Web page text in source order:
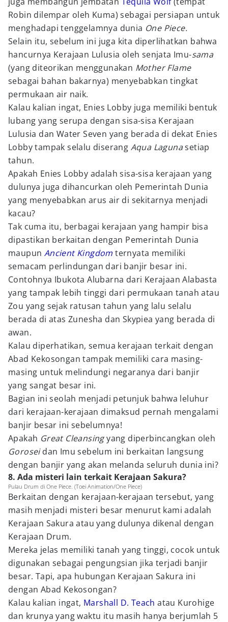
Robin dilempar oleh Kuma) sebagai persiapan untuk
menghadapi tenggelamnya dunia One Piece.
Selain itu, sebelum ini juga kita diperlihatkan bahwa
hancurnya Kerajaan Lulusia oleh senjata Imu-sama
(yang diteorikan menggunakan Mother Flame
sebagai bahan bakarnya) menyebabkan tingkat
permukaan air naik.
Kalau kalian ingat, Enies Lobby juga memiliki bentuk
lubang yang serupa dengan sisa-sisa Kerajaan
Lulusia dan Water Seven yang berada di dekat Enies
Lobby tampak selalu diserang Aqua Lagunasetiap
tahun.
Apakah Enies Lobby adalah sisa-sisa kerajaan yang
dulunya juga dihancurkan oleh Pemerintah Dunia
yang menyebabkan arus air di sekitarnya menjadi
kacau?
Tak cuma itu, berbagai kerajaan yang hampir bisa
dipastikan berkaitan dengan Pemerintah Dunia
maupun Ancient Kingdom ternyata memiliki
semacam perlindungan dari banjir besar ini.
Contohnya Ibukota Alubarna dari Kerajaan Alabasta
yang tampak lebih tinggi dari permukaan tanah atau
Zou yang sejak ratusan tahun yang lalu selalu
berada di atas Zunesha dan Skypiea yang berada di
awan.
Kalau diperhatikan, semua kerajaan terkait dengan
Abad Kekosongan tampak memiliki cara masing-
masing untuk melindungi negaranya dari banjir
yang sangat besar ini.
Bagian ini seolah menjadi petunjuk bahwa leluhur
dari kerajaan-kerajaan dimaksud pernah mengalami
banjir besar ini sebelumnya!
Apakah Great Cleansingyang diperbincangkan oleh
Goroseidan Imu sebelum ini berkaitan langsung
dengan banjir yang akan melanda seluruh dunia ini?
8. Ada misteri lain terkait Kerajaan Sakura?
Pulau Drum di One Piece. (Toei Animation/One Piece)
Berkaitan dengan kerajaan-kerajaan tersebut, yang
masih menjadi misteri besar menurut kami adalah
Kerajaan Sakura atau yang dulunya dikenal dengan
Kerajaan Drum.
Mereka jelas memiliki tanah yang tinggi, cocok untuk
digunakan sebagai pengungsian jika terjadi banjir
besar. Tapi, apa hubungan Kerajaan Sakura ini
dengan Abad Kekosongan?
Kalau kalian ingat, Marshall D. Teach atau Kurohige
dan krunya yang waktu itu masih hanya berjumlah 5